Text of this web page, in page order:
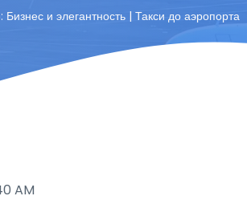
и элегантность | Такси до аэропорта
AM